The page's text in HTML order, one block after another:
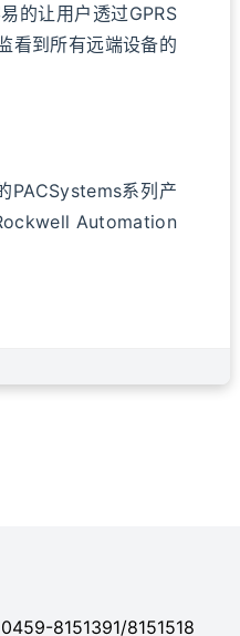
的让用户透过GPRS
看到所有远端设备的
系列产
Automation
8151391/8151518